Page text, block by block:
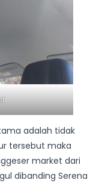
adalah tidak
tersebut maka
market dari
dibanding Serena